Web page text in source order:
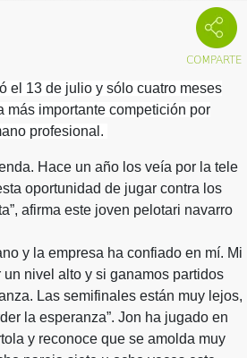
el 13 de julio y sólo cuatro meses
más importante competición por
profesional.
Hace un año los veía por la tele
oportunidad de jugar contra los
afirma este joven pelotari navarro
y la empresa ha confiado en mí. Mi
nivel alto y si ganamos partidos
Las semifinales están muy lejos,
la esperanza”. Jon ha jugado en
y reconoce que se amolda muy